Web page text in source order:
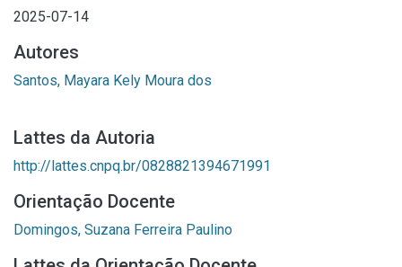
2025-07-14
Autores
Santos, Mayara Kely Moura dos
Lattes da Autoria
http://lattes.cnpq.br/0828821394671991
Orientação Docente
Domingos, Suzana Ferreira Paulino